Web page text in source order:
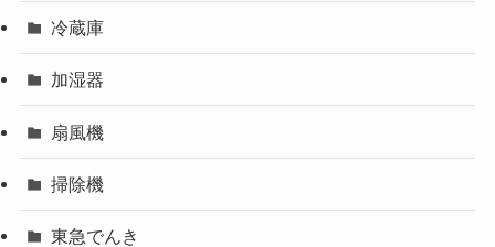
冷蔵庫
加湿器
扇風機
掃除機
東急でんき